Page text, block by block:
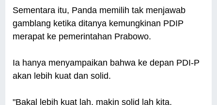
Sementara itu, Panda memilih tak menjawab
gamblang ketika ditanya kemungkinan PDIP
merapat ke pemerintahan Prabowo.
Ia hanya menyampaikan bahwa ke depan PDI-P
akan lebih kuat dan solid.
"Bakal lebih kuat lah, makin solid lah kita.